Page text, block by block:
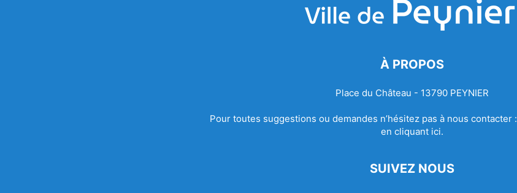
À PROPOS
Place du Château - 13790 PEYNIER
Pour toutes suggestions ou demandes n’hésitez pas à nous contacter :
en cliquant ici.
SUIVEZ NOUS